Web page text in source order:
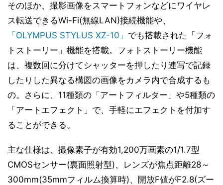
そのほか、撮影画像をスマートフォンなどにワイヤレ
ス転送できるWi-Fi(無線LAN)接続機能や、
「OLYMPUS STYLUS XZ-10」 でも搭載された「フォ
トストーリー」機能を搭載。フォトストーリー機能
は、複数回に分けてシャッターを押したり連写で記録
したりした異なる構図の画像をカメラ内で合成するも
の。さらに、11種類の「アートフィルター」や5種類の
「アートエフェクト」で、手軽にエフェクトを付加す
ることができる。
主な仕様は、撮像素子が有効1,200万画素の1/1.7型
CMOSセンサー(裏面照射型)、レンズが焦点距離28～
300mm(35mmフィルム換算時)、開放F値がF2.8(ズー